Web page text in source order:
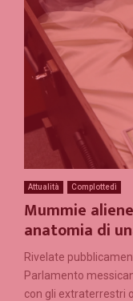
Attualità Complottedì
Mummie
anatomia di
Rivelate
Parlamento
con gli extraterrestri